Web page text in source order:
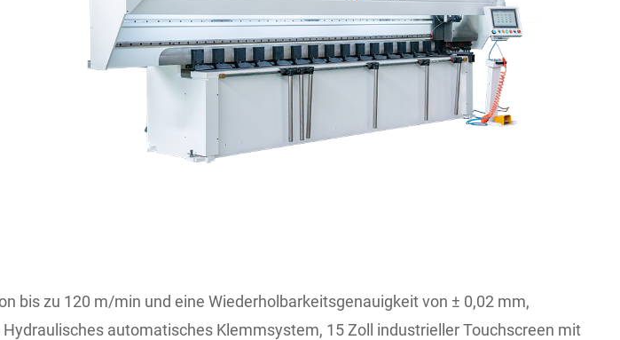
bis zu 120 m/min und eine Wiederholbarkeitsgenauigkeit von ± 0,02 mm,
automatisches Klemmsystem, 15 Zoll industrieller Touchscreen mit